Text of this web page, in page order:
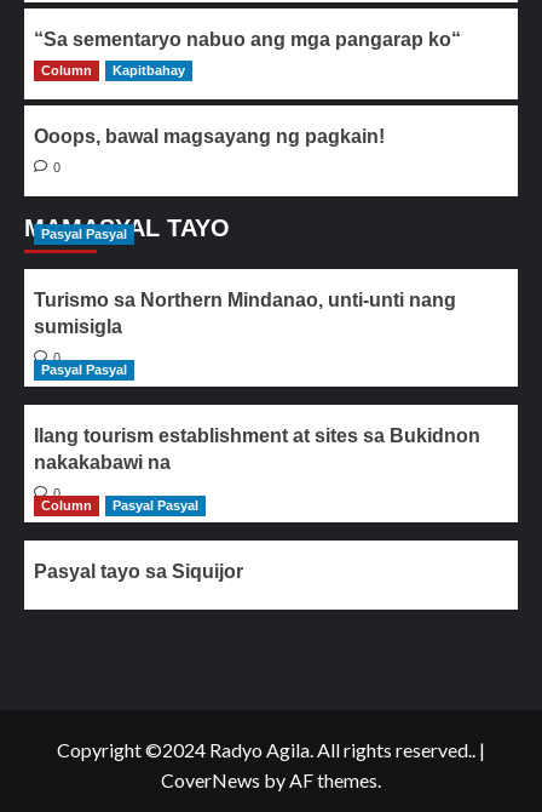
“Sa sementaryo nabuo ang mga pangarap ko“
0
Column Kapitbahay
Ooops, bawal magsayang ng pagkain!
0
MAMASYAL TAYO
Pasyal Pasyal
Turismo sa Northern Mindanao, unti-unti nang
sumisigla
0
Pasyal Pasyal
Ilang tourism establishment at sites sa Bukidnon
nakakabawi na
0
Column
Pasyal Pasyal
Pasyal tayo sa Siquijor
Copyright ©2024 Radyo Agila. All rights reserved.. |
CoverNews by AF themes.